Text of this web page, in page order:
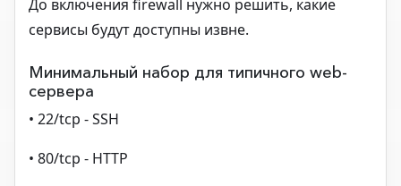
До включения firewall нужно решить, какие
сервисы будут доступны извне.
Минимальный набор для типичного web-
сервера
• 22/tcp - SSH
• 80/tcp - HTTP